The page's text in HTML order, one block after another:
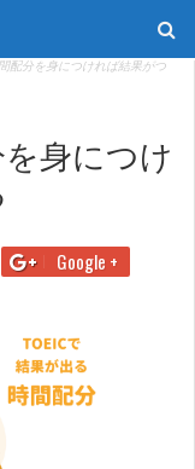
配分を身につければ結果がつ
を身につけ
Google +